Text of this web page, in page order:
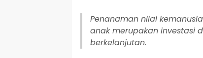
Penanaman nilai
anak merupakan investasi
berkelanjutan.